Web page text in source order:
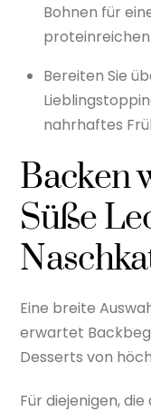
Bohnen für
proteinreichen
Bereiten Sie
nahrhaftes
Backen
Süße
Eine breite
erwartet
Desserts von
Für diejenigen,